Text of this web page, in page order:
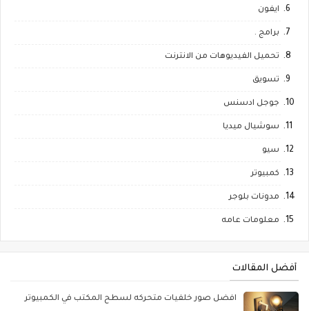
ايفون
برامج .
تحميل الفيديوهات من الانترنت
تسويق
جوجل ادسنس
سوشيال ميديا
سيو
كمبيوتر
مدونات بلوجر
معلومات عامه
أفضل المقالات
افضل صور خلفيات متحركه لسطح المكتب في الكمبيوتر